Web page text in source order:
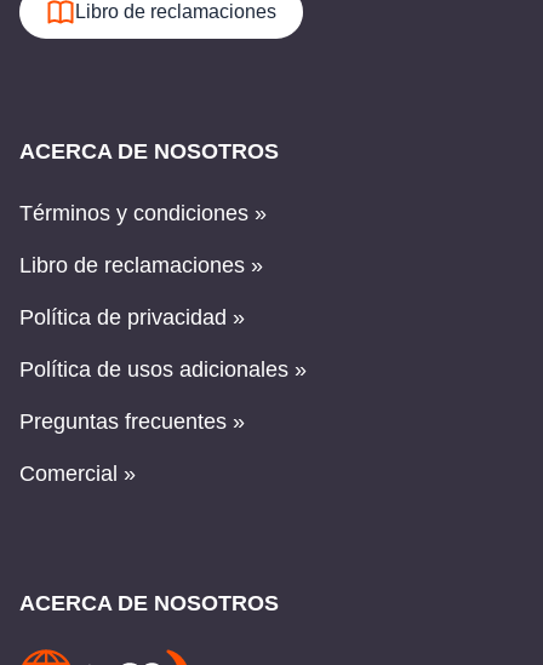
Libro de reclamaciones
ACERCA DE NOSOTROS
Términos y condiciones »
Libro de reclamaciones »
Política de privacidad »
Política de usos adicionales »
Preguntas frecuentes »
Comercial »
ACERCA DE NOSOTROS